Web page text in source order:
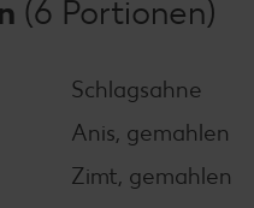
(6 Portionen)
Schlagsahne
Anis, gemahlen
Zimt, gemahlen